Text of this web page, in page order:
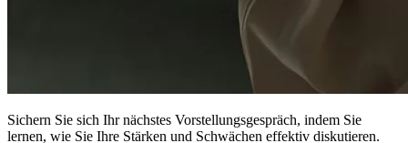
Sichern Sie sich Ihr nächstes Vorstellungsgespräch, indem Sie
lernen, wie Sie Ihre Stärken und Schwächen effektiv diskutieren.